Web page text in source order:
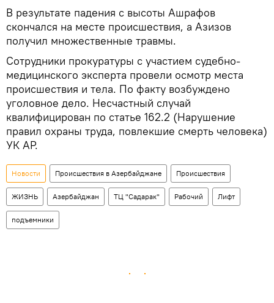
В результате падения с высоты Ашрафов
скончался на месте происшествия, а Азизов
получил множественные травмы.
Сотрудники прокуратуры с участием судебно-
медицинского эксперта провели осмотр места
происшествия и тела. По факту возбуждено
уголовное дело. Несчастный случай
квалифицирован по статье 162.2 (Нарушение
правил охраны труда, повлекшие смерть человека)
УК АР.
Новости Происшествия в Азербайджане Происшествия
ЖИЗНЬ Азербайджан ТЦ "Садарак" Рабочий Лифт
подъемники